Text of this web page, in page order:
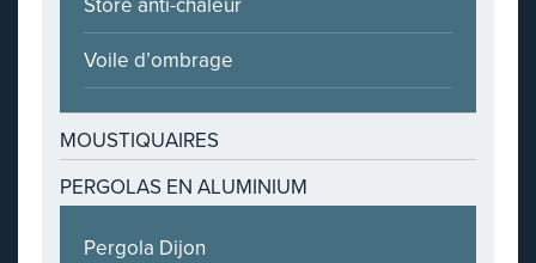
Voile d’ombrage
MOUSTIQUAIRES
PERGOLAS EN ALUMINIUM
Pergola Dijon